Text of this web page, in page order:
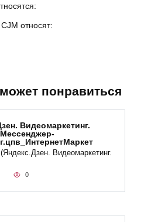
относят:
понравиться
Видеомаркетинг.
Мессенджер-
Видеомаркетинг.
0